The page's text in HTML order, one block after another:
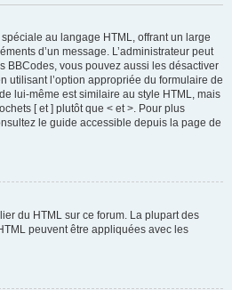
au langage HTML, offrant un large
d’un message. L’administrateur peut
BBCodes, vous pouvez aussi les désactiver
utilisant l’option appropriée du formulaire de
lui-même est similaire au style HTML, mais
[ et ] plutôt que < et >. Pour plus
le guide accessible depuis la page de
du HTML sur ce forum. La plupart des
peuvent être appliquées avec les